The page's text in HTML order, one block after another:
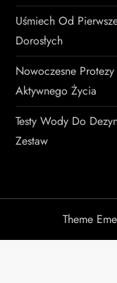
Uśmiech Od
Dorosłych
Nowoczesne
Aktywnego Życia
Testy Wody Do
Zestaw
Theme